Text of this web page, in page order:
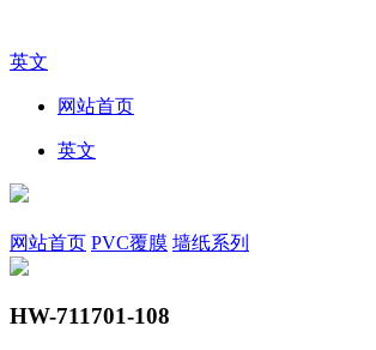
英文
网站首页
英文
网站首页 PVC覆膜 墙纸系列
HW-711701-108